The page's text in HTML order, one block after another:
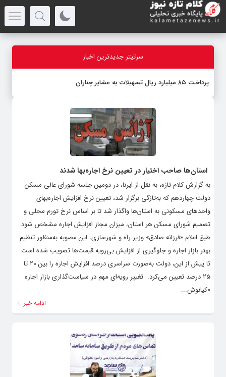
سرتیتر جدیدترین اخبار
پرداخت ۸۵ میلیارد ریال تسهیلات به عشایر چناران
استان‌ها صاحب اختیار در تعیین نرخ اجاره‌بها شدند
به گزارش کلام تازه، به نقل از ایرنا، در دومین جلسه شورای عالی مسکن
دولت چهاردهم که به‌تازگی برگزار شد، تعیین نرخ افزایش اجاره‌بهای
واحدهای مسکونی به استان‌ها واگذار شد تا بر اساس نرخ تورم محلی و
تصمیم شورای مسکن هر استان، میزان مجاز افزایش اجاره مشخص شود. ‌
طبق اعلام «فرزانه صادق» وزیر راه و شهرسازی، این مصوبه به‌منظور تنظیم
بهتر بازار اجاره و جلوگیری از افزایش بی‌رویه قیمت‌ها تصویب شده است.
تا پیش از این، دولت به‌صورت سراسری درصد افزایش اجاره را بین ۲۰ تا
۲۵ درصد تعیین می‌کرد. ‌ تغییر رویه‌ای مهم در سیاست‌گذاری بازار اجاره
«کیانوش...
ادامه خبر